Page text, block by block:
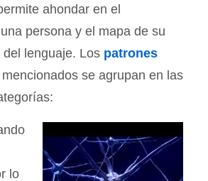
ahondar en el
persona y el mapa de su
lenguaje. Los patrones
se agrupan en las
lo